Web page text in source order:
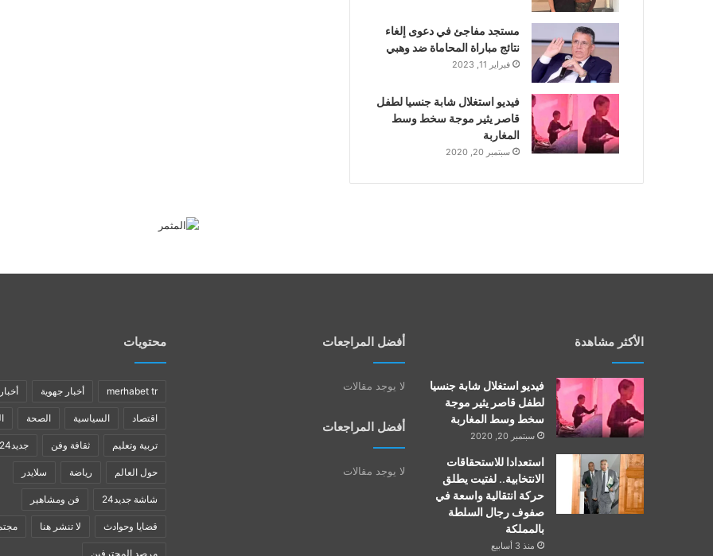
مستجد مفاجئ في دعوى إلغاء
نتائج مباراة المحاماة ضد وهبي
فبراير 11, 2023
فيديو استغلال شابة جنسيا لطفل
قاصر يثير موجة سخط وسط
المغاربة
سبتمبر 20, 2020
الأكثر مشاهدة
فيديو استغلال شابة جنسيا
لطفل قاصر يثير موجة
سخط وسط المغاربة
سبتمبر 20, 2020
استعدادا للاستحقاقات
الانتخابية.. لفتيت يطلق
حركة انتقالية واسعة في
صفوف رجال السلطة
بالمملكة
منذ 3 أسابيع
أفضل المراجعات
لا يوجد مقالات
أفضل المراجعات
لا يوجد مقالات
محتويات
merhabet tr أخبار جهوية
اقتصاد السياسية الصحة
تربية وتعليم ثقافة وفن جديد24
حول العالم رياضة سلايدر
شاشة جديد24 فن ومشاهير
قضايا وحوادث لا تنشر هنا
مرصد المحترفين